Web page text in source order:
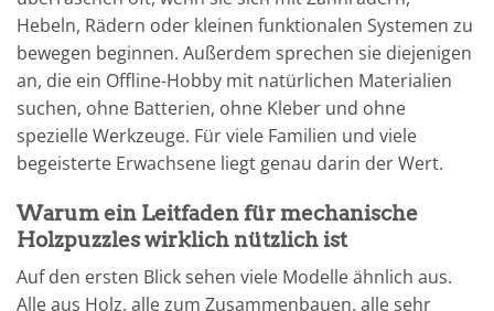
Hebeln, Rädern oder kleinen funktionalen Systemen zu
bewegen beginnen. Außerdem sprechen sie diejenigen
an, die ein Offline-Hobby mit natürlichen Materialien
suchen, ohne Batterien, ohne Kleber und ohne
spezielle Werkzeuge. Für viele Familien und viele
begeisterte Erwachsene liegt genau darin der Wert.
Warum ein Leitfaden für mechanische
Holzpuzzles wirklich nützlich ist
Auf den ersten Blick sehen viele Modelle ähnlich aus.
Alle aus Holz, alle zum Zusammenbauen, alle sehr